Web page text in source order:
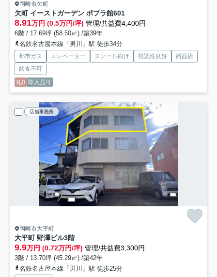
岡崎市欠町
欠町 イーストガーデン ポプラ館601
8.91万円 (0.5万円/坪) 管理/共益費4,400円
6階 / 17.69坪 (58.50㎡) /築39年
名鉄名古屋本線「男川」駅 徒歩34分
都市ガス エレベーター スクール向け 視認性良好
路面店
飲食不可
礼0 即入居可
店舗事務所
岡崎市大平町
大平町 野澤ビル3階
9.9万円 (0.72万円/坪) 管理/共益費3,300円
3階 / 13.70坪 (45.29㎡) /築42年
名鉄名古屋本線「男川」駅 徒歩25分